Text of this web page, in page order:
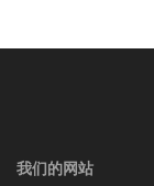
我们的网站